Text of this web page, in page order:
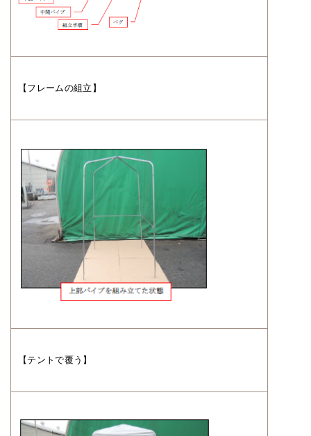
【フレームの組立】
【テントで覆う】